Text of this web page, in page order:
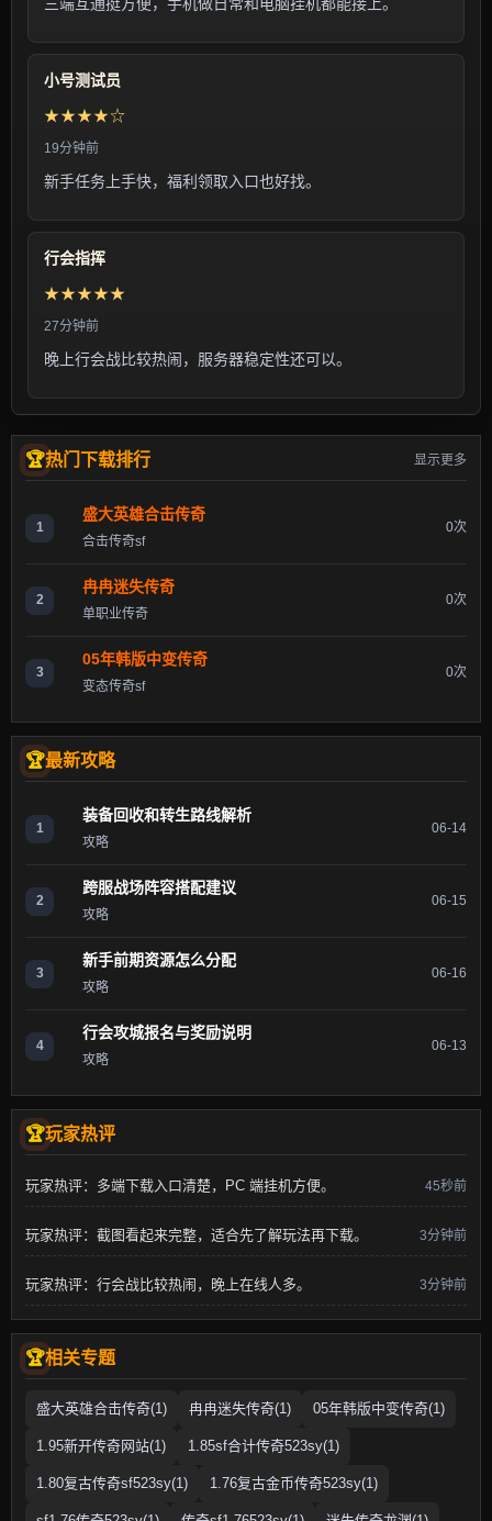
小号测试员
★★★★☆
19分钟前
新手任务上手快，福利领取入口也好找。
行会指挥
★★★★★
27分钟前
晚上行会战比较热闹，服务器稳定性还可以。
热门下载排行 显示更多
1
盛大英雄合击传奇
合击传奇sf
0次
2
冉冉迷失传奇
单职业传奇
0次
3
05年韩版中变传奇
变态传奇sf
0次
最新攻略
1
装备回收和转生路线解析
攻略
06-14
2
跨服战场阵容搭配建议
攻略
06-15
3
新手前期资源怎么分配
攻略
06-16
4
行会攻城报名与奖励说明
攻略
06-13
玩家热评
玩家热评：多端下载入口清楚，PC 端挂机方便。 45秒前
玩家热评：截图看起来完整，适合先了解玩法再下载。 3分钟前
玩家热评：行会战比较热闹，晚上在线人多。 3分钟前
相关专题
盛大英雄合击传奇(1) 冉冉迷失传奇(1) 05年韩版中变传奇(1)
1.95新开传奇网站(1) 1.85sf合计传奇523sy(1)
1.80复古传奇sf523sy(1) 1.76复古金币传奇523sy(1)